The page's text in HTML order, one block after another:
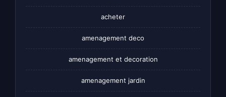
acheter
amenagement deco
amenagement et decoration
amenagement jardin